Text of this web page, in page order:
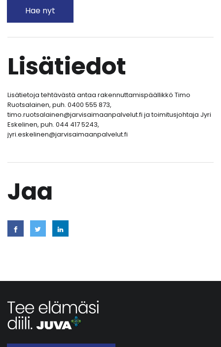
Hae nyt
Lisätiedot
Lisätietoja tehtävästä antaa rakennuttamispäällikkö Timo
Ruotsalainen, puh. 0400 555 873,
timo.ruotsalainen@jarvisaimaanpalvelut.fi ja toimitusjohtaja Jyri
Eskelinen, puh. 044 417 5243,
jyri.eskelinen@jarvisaimaanpalvelut.fi
Jaa